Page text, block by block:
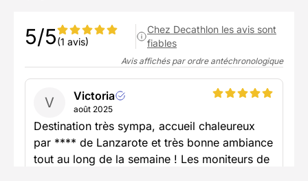
5/5(1 avis)
Chez Decathlon les avis sont
fiables
Avis affichés par ordre antéchronologique
V Victoria
août 2025
Destination très sympa, accueil chaleureux
par **** de Lanzarote et très bonne ambiance
tout au long de la semaine ! Les moniteurs de